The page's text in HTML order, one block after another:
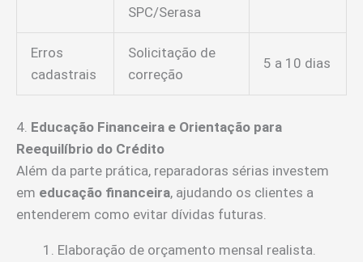
SPC/Serasa
Erros
cadastrais
Solicitação de
correção
5 a 10 dias
4. Educação Financeira e Orientação para
Reequilíbrio do Crédito
Além da parte prática, reparadoras sérias investem
em educação financeira, ajudando os clientes a
entenderem como evitar dívidas futuras.
Elaboração de orçamento mensal realista.